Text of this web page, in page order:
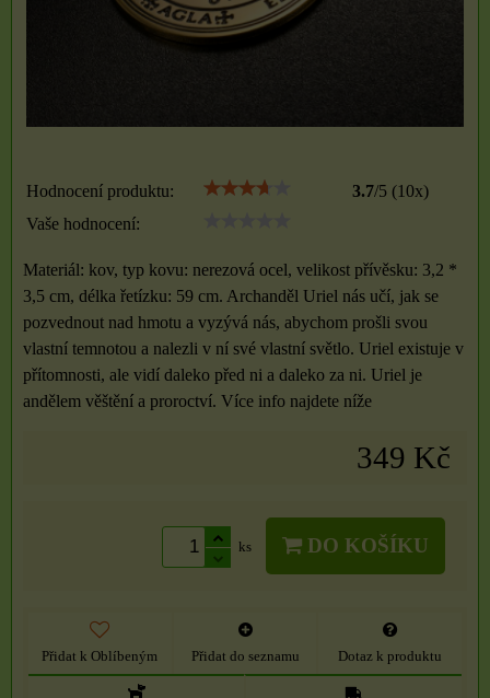
Hodnocení produktu: 3.7/5 (10x)
Vaše hodnocení:
Materiál: kov, typ kovu: nerezová ocel, velikost přívěsku: 3,2 *
3,5 cm, délka řetízku: 59 cm. Archanděl Uriel nás učí, jak se
pozvednout nad hmotu a vyzývá nás, abychom prošli svou
vlastní temnotou a nalezli v ní své vlastní světlo. Uriel existuje v
přítomnosti, ale vidí daleko před ni a daleko za ni. Uriel je
andělem věštění a proroctví. Více info najdete níže
349 Kč
ks DO KOŠÍKU
Přidat k Oblíbeným Přidat do seznamu Dotaz k produktu